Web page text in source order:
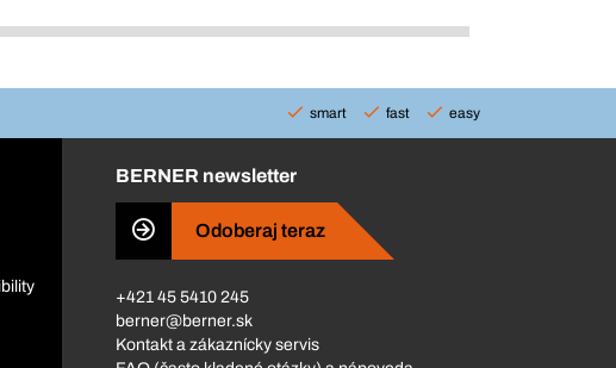
smart fast easy
BERNER newsletter
Odoberaj teraz
+421 45 5410 245
berner@berner.sk
Kontakt a zákaznícky servis